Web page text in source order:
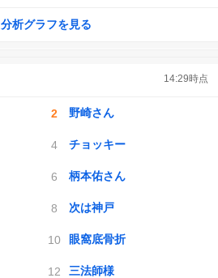
分析グラフを見る
14:29時点
野崎さん
チョッキー
柄本佑さん
次は神戸
眼窩底骨折
三法師様